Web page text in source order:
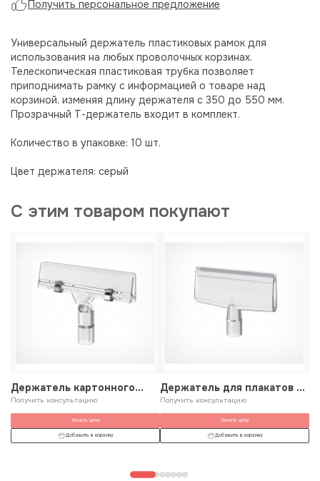
Получить персональное предложение
Универсальный держатель пластиковых рамок для
использования на любых проволочных корзинах.
Телескопическая пластиковая трубка позволяет
приподнимать рамку с информацией о товаре над
корзиной, изменяя длину держателя с 350 до 550 мм.
Прозрачный Т-держатель входит в комплект.
Количество в упаковке: 10 шт.
Цвет держателя: серый
С этим товаром покупают
Держатель картонного
плаката универсальный
Получить консультацию
Узнать цену
Добавить в корзину
Держатель для плакатов из
картона и пластика
Получить консультацию
Узнать цену
Добавить в корзину